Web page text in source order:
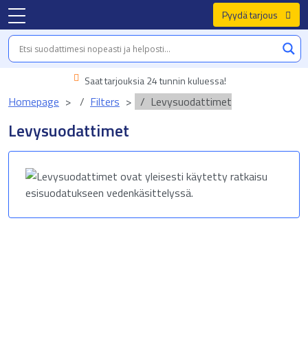
Pyydä tarjous
Saat tarjouksia 24 tunnin kuluessa!
Homepage Filters Levysuodattimet
Levysuodattimet